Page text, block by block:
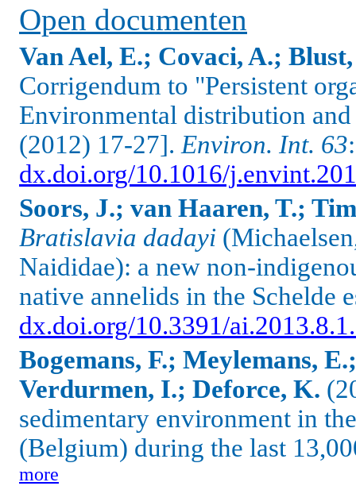
Open documenten
Van Ael, E.; Covaci, A.;
Corrigendum to "Persistent
Environmental distribution
(2012) 17-27].Environ. Int. 63
dx.doi.org/10.1016/
Soors, J.; van Haaren, T.;
Bratislavia dadayi
Naididae): a new non-
native annelids in the Schelde
dx.doi.org/10.3391/
Bogemans, F.; Meylemans,
Verdurmen, I.; Deforce, K.
sedimentary environment in
(Belgium) during the last
more